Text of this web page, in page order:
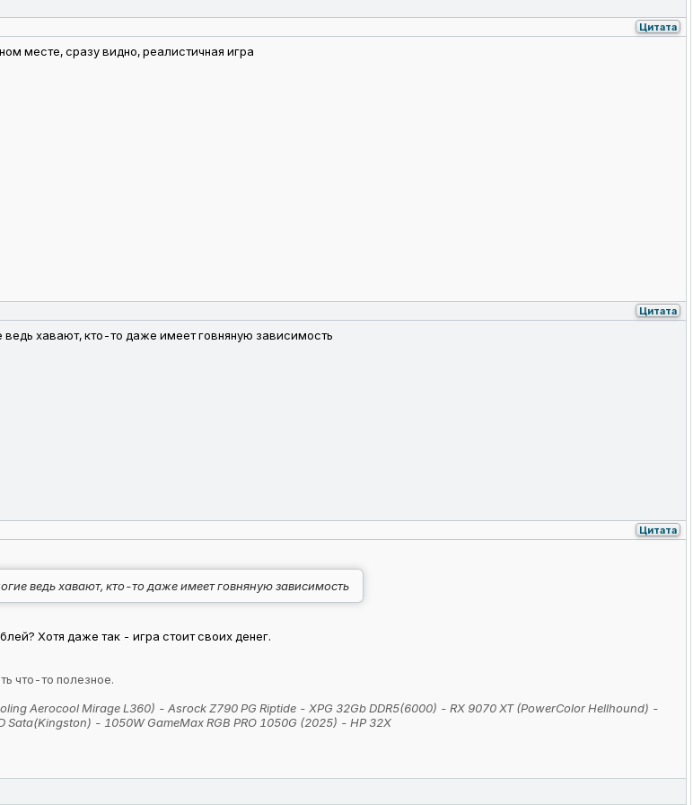
Цитата
месте, сразу видно, реалистичная игра
Цитата
хавают, кто-то даже имеет говняную зависимость
Цитата
ведь хавают, кто-то даже имеет говняную зависимость
Хотя даже так - игра стоит своих денег.
что-то полезное.
Aerocool Mirage L360) - Asrock Z790 PG Riptide - XPG 32Gb DDR5(6000) - RX 9070 XT (PowerColor Hellhound) -
- 1050W GameMax RGB PRO 1050G (2025) - HP 32X